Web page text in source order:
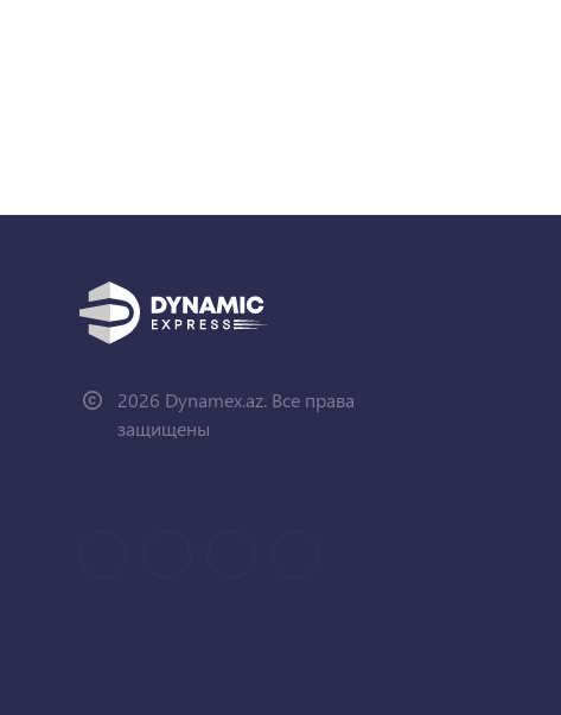
2026 Dynamex.az. Все права
защищены